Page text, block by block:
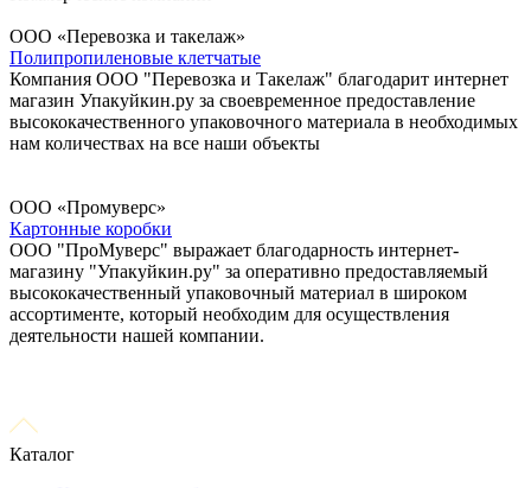
ООО «Перевозка и такелаж»
Полипропиленовые клетчатые
Компания ООО "Перевозка и Такелаж" благодарит интернет
магазин Упакуйкин.ру за своевременное предоставление
высококачественного упаковочного материала в необходимых
нам количествах на все наши объекты
ООО «Промуверс»
Картонные коробки
ООО "ПроМуверс" выражает благодарность интернет-
магазину "Упакуйкин.ру" за оперативно предоставляемый
высококачественный упаковочный материал в широком
ассортименте, который необходим для осуществления
деятельности нашей компании.
Каталог